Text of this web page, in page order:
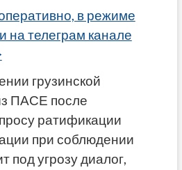
в режиме
на телеграм канале
грузинской
ПАСЕ после
ратификации
при соблюдении
под угрозу диалог,